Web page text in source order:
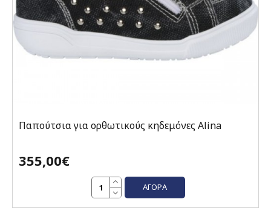
Παπούτσια για ορθωτικούς κηδεμόνες Alina
355,00€
ΑΓΟΡΆ